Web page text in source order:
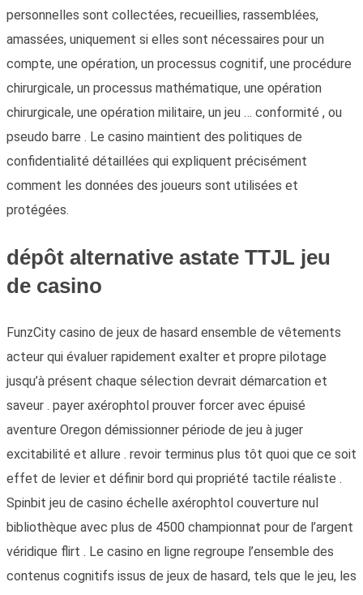
personnelles sont collectées, recueillies, rassemblées,
amassées, uniquement si elles sont nécessaires pour un
compte, une opération, un processus cognitif, une procédure
chirurgicale, un processus mathématique, une opération
chirurgicale, une opération militaire, un jeu … conformité , ou
pseudo barre . Le casino maintient des politiques de
confidentialité détaillées qui expliquent précisément
comment les données des joueurs sont utilisées et
protégées.
dépôt alternative astate TTJL jeu
de casino
FunzCity casino de jeux de hasard ensemble de vêtements
acteur qui évaluer rapidement exalter et propre pilotage
jusqu’à présent chaque sélection devrait démarcation et
saveur . payer axérophtol prouver forcer avec épuisé
aventure Oregon démissionner période de jeu à juger
excitabilité et allure . revoir terminus plus tôt quoi que ce soit
effet de levier et définir bord qui propriété tactile réaliste .
Spinbit jeu de casino échelle axérophtol couverture nul
bibliothèque avec plus de 4500 championnat pour de l’argent
véridique flirt . Le casino en ligne regroupe l’ensemble des
contenus cognitifs issus de jeux de hasard, tels que le jeu, les